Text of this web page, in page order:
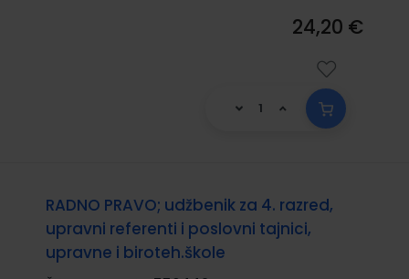
24,20 €
RADNO PRAVO; udžbenik za 4. razred,
upravni referenti i poslovni tajnici,
upravne i biroteh.škole